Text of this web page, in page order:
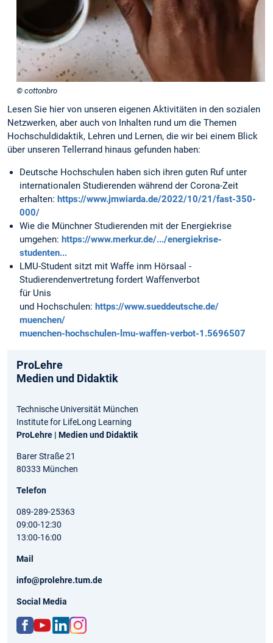
© cottonbro
Lesen Sie hier von unseren eigenen Aktivitäten in den sozialen
Netzwerken, aber auch von Inhalten rund um die Themen
Hochschuldidaktik, Lehren und Lernen, die wir bei einem Blick
über unseren Tellerrand hinaus gefunden haben:
Deutsche Hochschulen haben sich ihren guten Ruf unter
internationalen Studierenden während der Corona-Zeit
erhalten: https://www.jmwiarda.de/2022/10/21/fast-350-
000/
Wie die Münchner Studierenden mit der Energiekrise
umgehen: https://www.merkur.de/.../energiekrise-
studenten...
LMU-Student sitzt mit Waffe inm Hörsaal -
Studierendenvertretung fordert Waffenverbot
für Unis
und Hochschulen: https://www.sueddeutsche.de/
muenchen/
muenchen-hochschulen-lmu-waffen-verbot-1.5696507
ProLehre
Medien und Didaktik
Technische Universität München
Institute for LifeLong Learning
ProLehre | Medien und Didaktik
Barer Straße 21
80333 München
Telefon
089-289-25363
09:00-12:30
13:00-16:00
Mail
info@prolehre.tum.de
Social Media